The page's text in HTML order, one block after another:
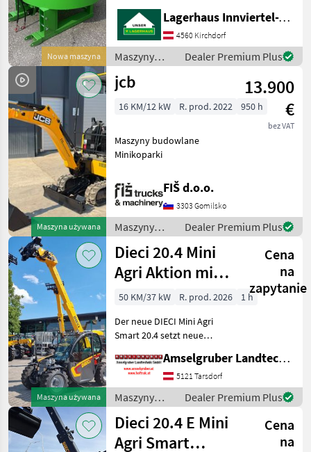
Nowa maszyna
Stapleraufnahme -
Auslaufschieber hinten und
rechts - Auslaufrutsche -
Sackaufreißer
Lagerhaus Innviertel-Traunviertel-Urfahr eGen, Kirchdorf
4560 Kirchdorf
Maszyny
budowlane /
Sonstige
Dealer Premium Plus
Maszyna używana
jcb
13.900
€
bez VAT
16 KM/12 kW R. prod. 2022 950 h
Maszyny budowlane
Minikoparki
FIŠ d.o.o.
3303 Gomilsko
Maszyny
budowlane /
JCB
Dealer Premium Plus
Maszyna używana
Dieci 20.4 Mini
Agri Aktion mit
Österreichpaket
Cena
na
zapytanie
50 KM/37 kW R. prod. 2026
1 h
Der neue DIECI Mini Agri
Smart 20.4 setzt neue
Teleskopladermarkt. Stufe
5 Motor - -Größte Kabine
(Baugleich vom Modell 26.6
Mini Agri) -50
Amselgruber Landtechnik GmbH
5121 Tarsdorf
Maszyny
budowlane /
Dieci
Dealer Premium Plus
Dieci 20.4 E Mini
Agri Smart
Cena
na